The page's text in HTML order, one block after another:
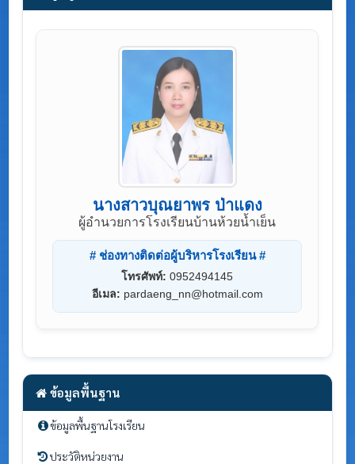
ข้อมูลพื้นฐาน
ข้อมูลพื้นฐานโรงเรียน
ประวัติหน่วยงาน
นางสาวบุณยาพร ป่าแดง
ผู้อำนวยการโรงเรียนบ้านห้วยน้ำเย็น
# ช่องทางติดต่อผู้บริหารโรงเรียน #
โทรศัพท์: 0952494145
อีเมล: pardaeng_nn@hotmail.com